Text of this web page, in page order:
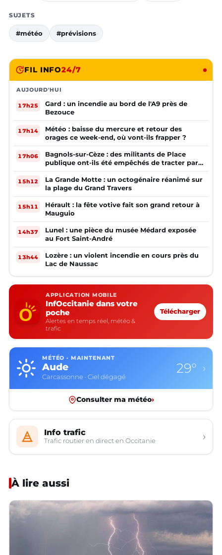
SUJETS
#météo #prévisions
FIL INFO24/7
AUJOURD'HUI
17h25
Gard : un incendie au bord de l'A9 près de
Bezouce
17h14
Météo : baisse du mercure et retour des
orages ce week-end, où vont-ils frapper ?
17h06
Bagnols-sur-Cèze : des militants de Place
publique ont-ils été empêchés de tracter par
la mairie ?
15h12
La Grande Motte : un octogénaire réanimé sur
la plage du Grand Travers
15h11
Hérault : la fête votive fait son grand retour à
Mauguio
14h37
Lunel : une pièce du musée Médard exposée
au Fort Saint-André
13h44
Lozère : un violent incendie en cours près du
Lac de Naussac
APPLICATION MOBILE
InfOccitanie dans votre
poche
Alertes en temps réel, météo &
trafic
Télécharger
MÉTÉO · MAINTENANT
Aude
Carcassonne · Ciel dégagé
29° ›
Consulter ma météo›
Info trafic
Trafic routier en direct en Occitanie ›
À lire aussi